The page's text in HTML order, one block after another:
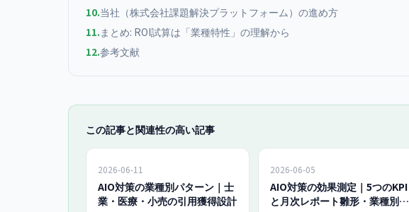
10.当社（株式会社課題解決プラットフォーム）の進め方
11.まとめ: ROI試算は「業種特性」の理解から
12.参考文献
この記事と関連性の高い記事
2026-06-11
AIO対策の業種別パターン｜士
業・医療・小売の引用獲得設計
2026-06-05
AIO対策の効果測定｜5つのKPI
と月次レポート雛形・業種別ベ